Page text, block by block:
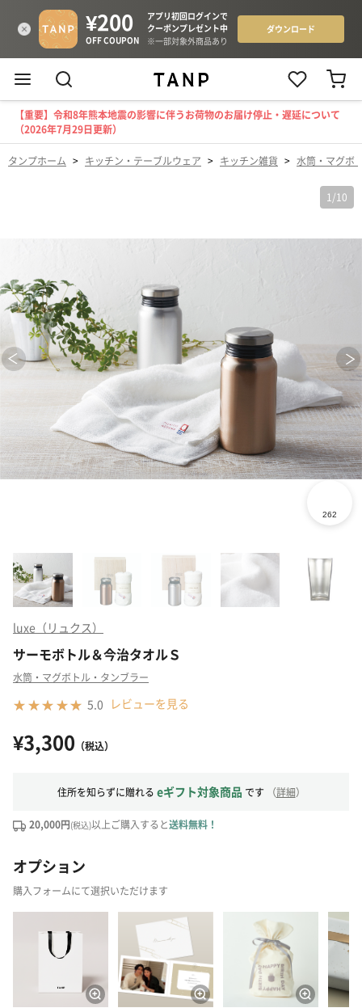
【重要】令和8年熊本地震の影響に伴うお荷物のお届け停止・遅延について
（2026年7月29日更新）
タンプホーム > キッチン・テーブルウェア > キッチン雑貨 > 水筒・マグボ
1 /10
luxe（リュクス）
サーモボトル＆今治タオルＳ
水筒・マグボトル・タンブラー
5.0 レビューを見る
¥3,300 （税込）
住所を知らずに贈れる eギフト対象商品 です （詳細）
20,000円(税込)以上ご購入すると送料無料！
オプション
購入フォームにて選択いただけます